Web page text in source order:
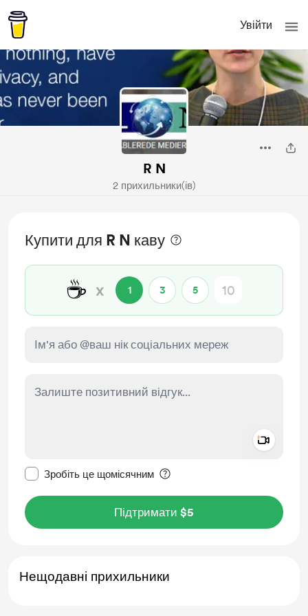
Увійти
R N
2 прихильники(ів)
Купити для R N каву
☕ x 1 3 5
Зробіть це щомісячним
Підтримати $5
Нещодавні прихильники